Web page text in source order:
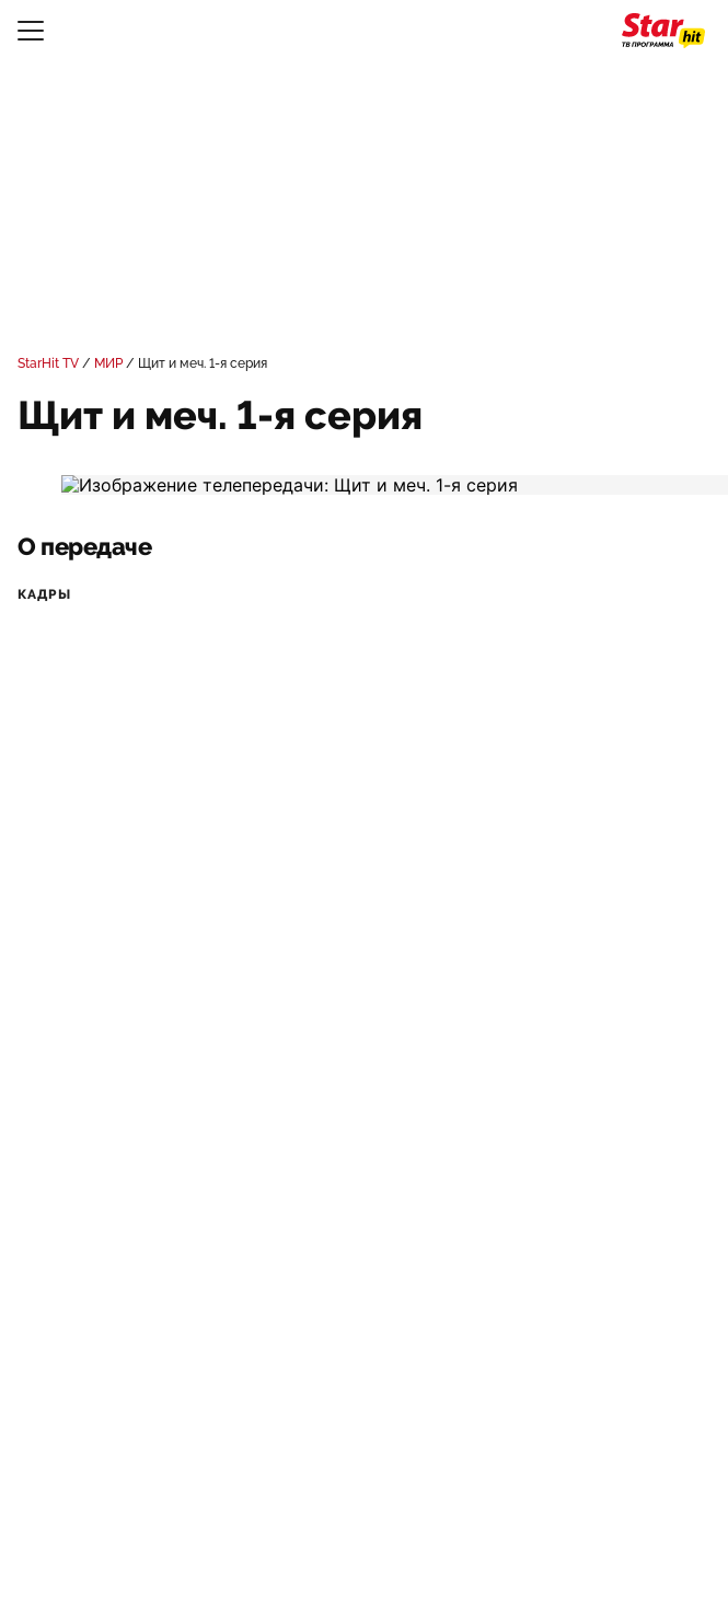
StarHit TV МИР Щит и меч. 1-я серия
Щит и меч. 1-я серия
О передаче
КАДРЫ